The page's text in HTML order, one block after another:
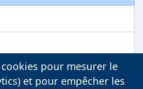
pour mesurer le
et pour empêcher les